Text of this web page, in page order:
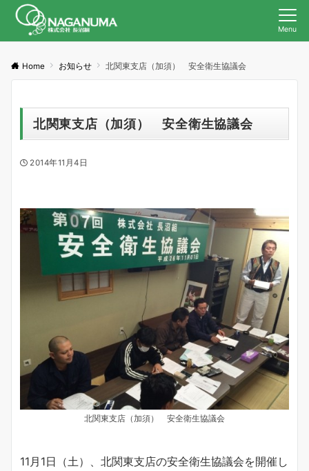
Menu
Home お知らせ 北関東支店（加須） 安全衛生協議会
北関東支店（加須） 安全衛生協議会
2014年11月4日
北関東支店（加須） 安全衛生協議会
11月1日（土）、北関東支店の安全衛生協議会を開催し